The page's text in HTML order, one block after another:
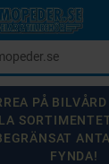
PÅ
FYNDA!